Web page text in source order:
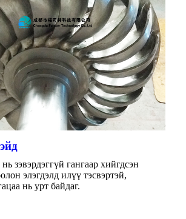
зэвэрдэггүй гангаар хийгдсэн
элэгдэлд илүү тэсвэртэй,
нь урт байдаг.